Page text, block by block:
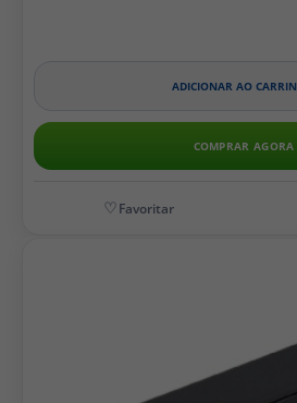
ADICIONAR AO
COMPRAR AGORA